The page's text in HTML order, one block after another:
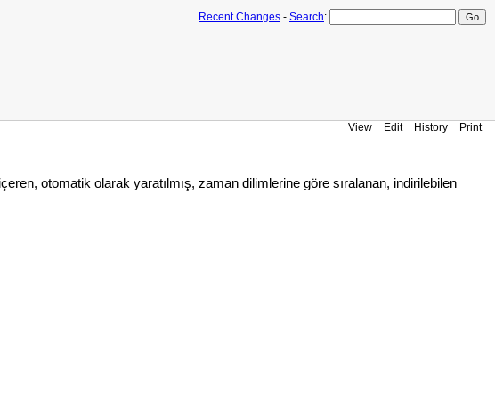
Recent Changes - Search:
View Edit History Print
otomatik olarak yaratılmış, zaman dilimlerine göre sıralanan, indirilebilen